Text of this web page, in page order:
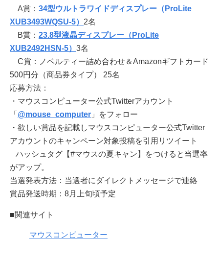
A賞： 34型ウルトラワイドディスプレー（ProLite
XUB3493WQSU-5） 2名
B賞： 23.8型液晶ディスプレー（ProLite
XUB2492HSN-5） 3名
C賞：ノベルティー詰め合わせ＆Amazonギフトカード
500円分（商品券タイプ） 25名
応募方法：
・マウスコンピューター公式Twitterアカウント
「 @mouse_computer 」をフォロー
・欲しい賞品を記載しマウスコンピューター公式Twitter
アカウントのキャンペーン対象投稿を引用リツイート
ハッシュタグ【#マウスの夏キャン】をつけると当選率
がアップ。
当選発表方法：当選者にダイレクトメッセージで連絡
賞品発送時期：8月上旬頃予定
■関連サイト
マウスコンピューター